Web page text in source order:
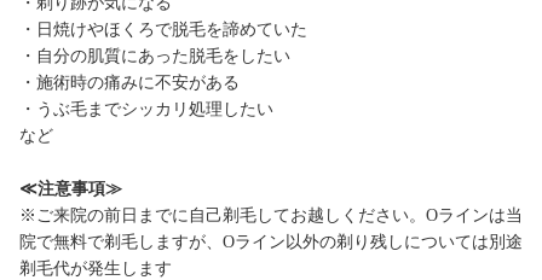
・日焼けやほくろで脱毛を諦めていた
・自分の肌質にあった脱毛をしたい
・施術時の痛みに不安がある
・うぶ毛までシッカリ処理したい
など
≪注意事項≫
※ご来院の前日までに自己剃毛してお越しください。Oラインは当
院で無料で剃毛しますが、Oライン以外の剃り残しについては別途
剃毛代が発生します